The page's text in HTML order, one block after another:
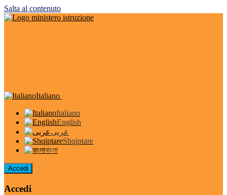
Salta al contenuto
Italiano
Italiano
English
عربى
Shqiptare
বাংলা
Accedi
Accedi